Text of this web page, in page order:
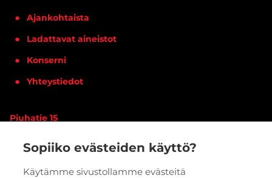
Sopiiko evästeiden käyttö?
Käytämme sivustollamme evästeitä
Ajankohtaista
Ladattavat aineistot
Konserni
Yhteystiedot
Piuhatie 15